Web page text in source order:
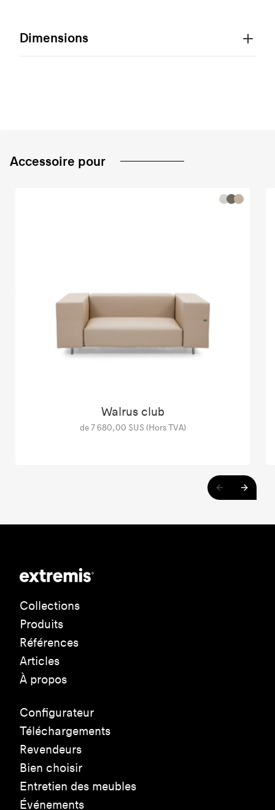
Dimensions
Accessoire pour
Walrus club
de 7 680,00 $US (Hors TVA)
Collections
Produits
Références
Articles
À propos
Configurateur
Téléchargements
Revendeurs
Bien choisir
Entretien des meubles
Événements